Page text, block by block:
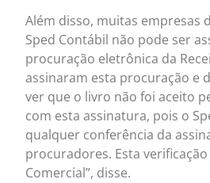
Além disso, muitas empresas
Sped Contábil não pode ser
procuração eletrônica da
assinaram esta procuração e
ver que o livro não foi aceito
com esta assinatura, pois o
qualquer conferência da
procuradores. Esta verificação
Comercial”, disse.